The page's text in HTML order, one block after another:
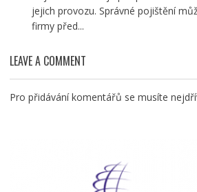
jejich provozu. Správné pojištění
firmy před...
LEAVE A COMMENT
Pro přidávání komentářů se musíte